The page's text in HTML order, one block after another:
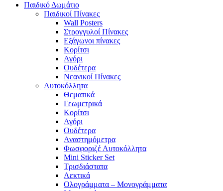
Παιδικό Δωμάτιο
Παιδικοί Πίνακες
Wall Posters
Στρογγυλοί Πίνακες
Εξάγωνοι πίνακες
Κορίτσι
Αγόρι
Ουδέτερα
Νεανικοί Πίνακες
Αυτοκόλλητα
Θεματικά
Γεωμετρικά
Κορίτσι
Αγόρι
Ουδέτερα
Αναστημόμετρα
Φωσφοριζέ Αυτοκόλλητα
Mini Sticker Set
Tρισδιάστατα
Λεκτικά
Ολογράμματα – Μονογράμματα